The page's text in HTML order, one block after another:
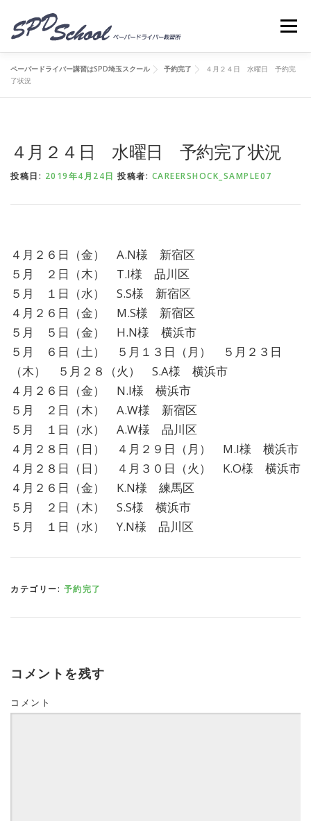
コンテンツへスキップ
メニ
ペーパードライバー講習はSPD埼玉スクール 予約完了
４月２４日 水曜日 予約完
了状況
４月２４日 水曜日 予約完了状況
投稿日: 2019年4月24日 投稿者: CAREERSHOCK_SAMPLE07
４月２６日（金） A.N様 新宿区
５月 ２日（木） T.I様 品川区
５月 １日（水） S.S様 新宿区
４月２６日（金） M.S様 新宿区
５月 ５日（金） H.N様 横浜市
５月 ６日（土） ５月１３日（月） ５月２３日
（木） ５月２８（火） S.A様 横浜市
４月２６日（金） N.I様 横浜市
５月 ２日（木） A.W様 新宿区
５月 １日（水） A.W様 品川区
４月２８日（日） ４月２９日（月） M.I様 横浜市
４月２８日（日） ４月３０日（火） K.O様 横浜市
４月２６日（金） K.N様 練馬区
５月 ２日（木） S.S様 横浜市
５月 １日（水） Y.N様 品川区
カテゴリー: 予約完了
コメントを残す
コメント